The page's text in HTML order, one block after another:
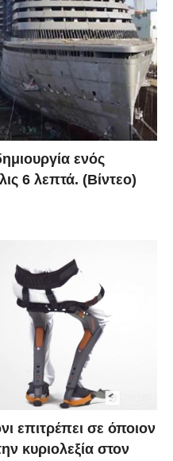
ενός
6 λεπτά. (Βίντεο)
επιτρέπει σε όποιον
κυριολεξία στον